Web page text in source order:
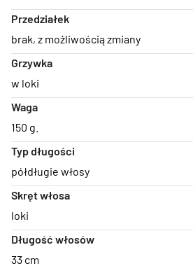
Przedziałek
brak, z możliwością zmiany
Grzywka
w loki
Waga
150 g.
Typ długości
półdługie włosy
Skręt włosa
loki
Długość włosów
33 cm